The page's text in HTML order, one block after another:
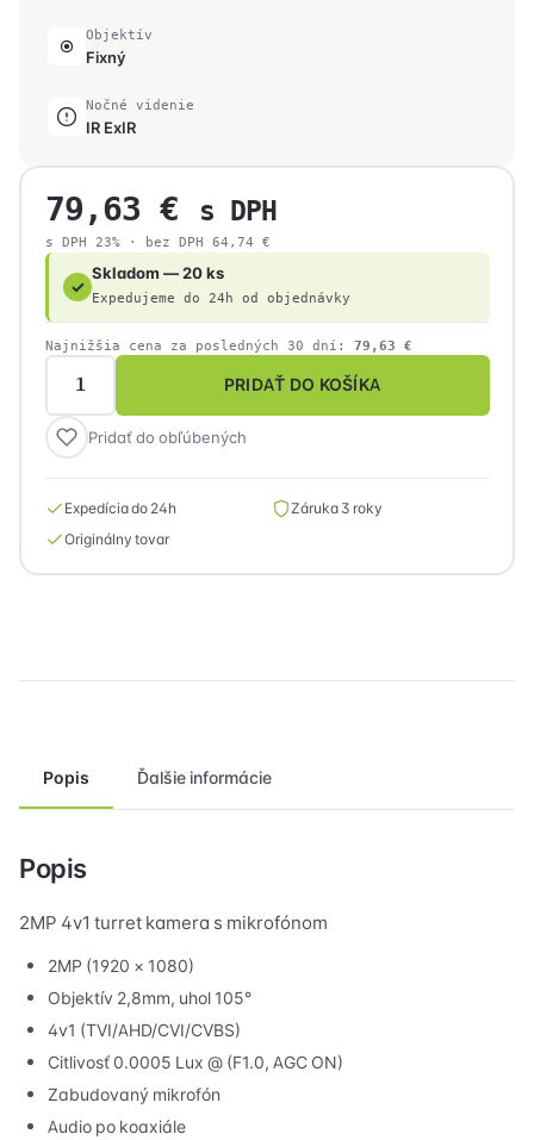
Objektív
Fixný
Nočné videnie
IR ExIR
79,63€ s DPH
s DPH 23% · bez DPH 64,74 €
✓
Skladom — 20 ks
Expedujeme do 24h od objednávky
Najnižšia cena za posledných 30 dní: 79,63 €
množstvo
Hikvision
DS-
2CE70D8T-
ITMFS(2.8mm)
(HIK
PRIDAŤ DO KOŠÍKA
Pridať do obľúbených
Expedícia do 24h
Záruka 3 roky
Originálny tovar
Popis Ďalšie informácie
Popis
2MP 4v1 turret kamera s mikrofónom
2MP (1920 × 1080)
Objektív 2,8mm, uhol 105°
4v1 (TVI/AHD/CVI/CVBS)
Citlivosť 0.0005 Lux @ (F1.0, AGC ON)
Zabudovaný mikrofón
Audio po koaxiále